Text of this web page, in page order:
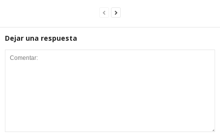
Dejar una respuesta